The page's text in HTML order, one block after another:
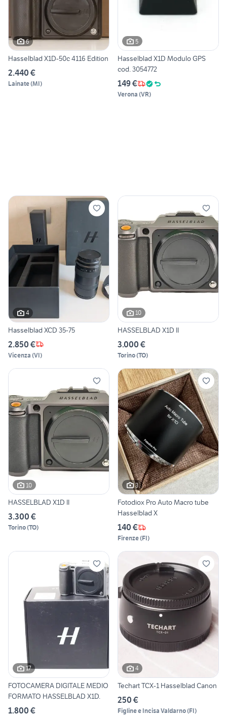
6
Hasselblad X1D-50c 4116 Edition
2.440 €
Lainate(MI)
5
Hasselblad X1D Modulo GPS
cod. 3054772
149 €
Verona (VR)
4
Hasselblad XCD 35-75
2.850 €
Vicenza (VI)
10
HASSELBLAD X1D II
3.000 €
Torino(TO)
10
HASSELBLAD X1D II
3.300 €
Torino(TO)
3
Fotodiox Pro Auto Macro tube
Hasselblad X
140 €
Firenze(FI)
17
FOTOCAMERA DIGITALE MEDIO
FORMATO HASSELBLAD X1D.
1.800 €
4
Techart TCX-1 Hasselblad Canon
250 €
Figline e Incisa Valdarno(FI)